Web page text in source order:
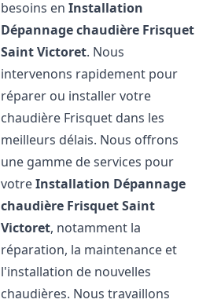
besoins enInstallation
Dépannage chaudière Frisquet
Saint Victoret. Nous
intervenons rapidement pour
réparer ou installer votre
chaudière Frisquet dans les
meilleurs délais. Nous offrons
une gamme de services pour
votreInstallation Dépannage
chaudière FrisquetSaint
Victoret, notamment la
réparation, la maintenance et
l'installation de nouvelles
chaudières. Nous travaillons